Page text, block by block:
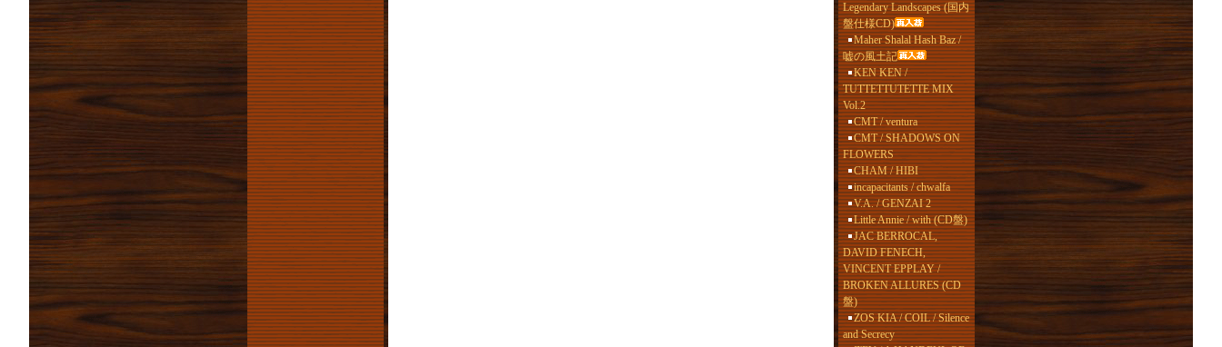
Legendary Landscapes (国内
盤仕様CD)
Maher Shalal Hash Baz /
嘘の風土記
KEN KEN /
TUTTETTUTETTE MIX
Vol.2
CMT / ventura
CMT / SHADOWS ON
FLOWERS
CHAM / HIBI
incapacitants / chwalfa
V.A. / GENZAI 2
Little Annie / with (CD盤)
JAC BERROCAL,
DAVID FENECH,
VINCENT EPPLAY /
BROKEN ALLURES (CD
盤)
ZOS KIA / COIL / Silence
and Secrecy